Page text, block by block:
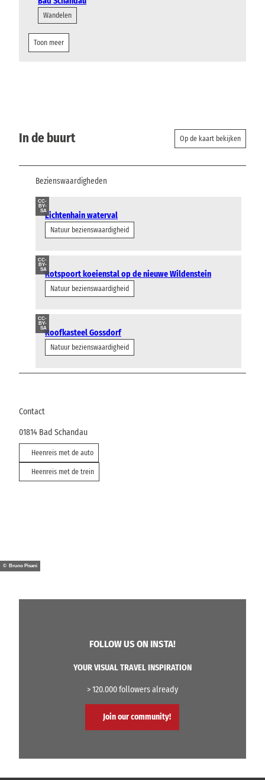
Wandelen
Toon meer
In de buurt Op de kaart bekijken
Bezienswaardigheden
CC-
BY-
SALichtenhain waterval
Natuur bezienswaardigheid
CC-
BY-
SARotspoort koeienstal op de nieuwe Wildenstein
Natuur bezienswaardigheid
CC-
BY-
SARoofkasteel Gossdorf
Natuur bezienswaardigheid
Contact
01814 Bad Schandau
Heenreis met de auto
Heenreis met de trein
© Bruno Pisani
FOLLOW US ON INSTA!
YOUR VISUAL TRAVEL INSPIRATION
> 120.000 followers already
Join our community!